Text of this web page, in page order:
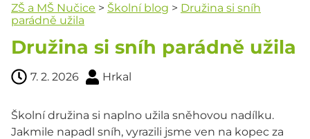
ZŠ a MŠ Nučice > Školní blog > Družina si sníh
parádně užila
Družina si sníh parádně užila
7. 2. 2026 Hrkal
Školní družina si naplno užila sněhovou nadílku.
Jakmile napadl sníh, vyrazili jsme ven na kopec za